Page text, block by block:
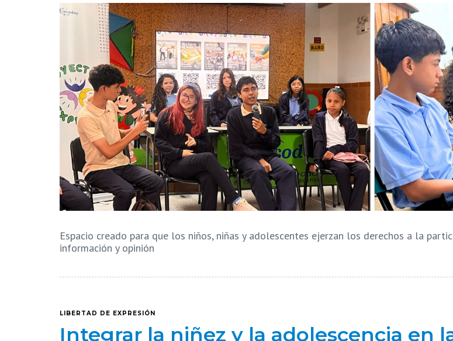
Espacio creado para que los niños, niñas y adolescentes ejerzan los derechos a la
información y opinión
LIBERTAD DE EXPRESIÓN
Integrar la niñez y la adolescencia en